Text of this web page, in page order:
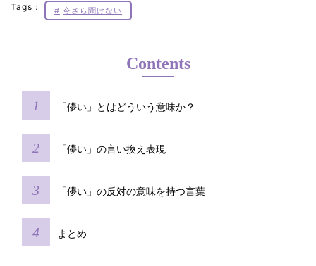
Tags： 今さら聞けない
Contents
「儚い」とはどういう意味か？
「儚い」の言い換え表現
「儚い」の反対の意味を持つ言葉
まとめ